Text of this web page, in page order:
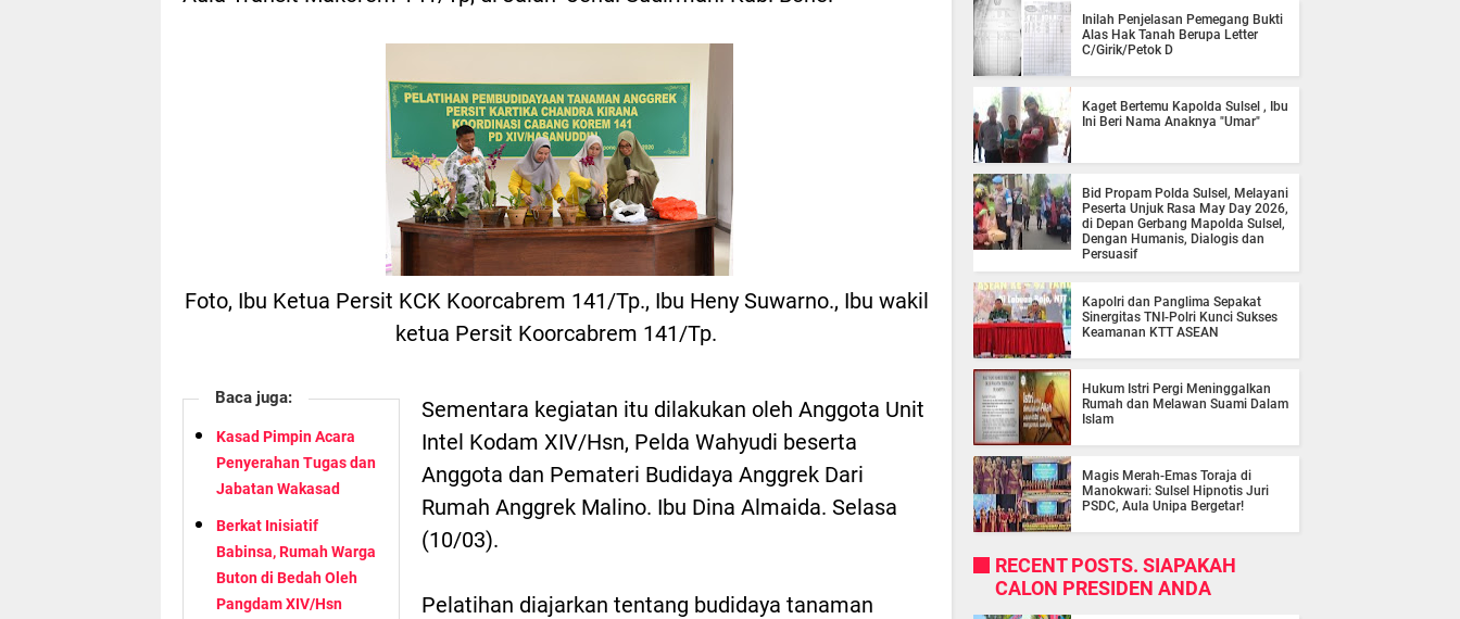
Foto, Ibu Ketua Persit KCK Koorcabrem 141/Tp., Ibu Heny Suwarno., Ibu wakil
ketua Persit Koorcabrem 141/Tp.
Baca juga:
Kasad Pimpin Acara
Penyerahan Tugas dan
Jabatan Wakasad
Berkat Inisiatif
Babinsa, Rumah Warga
Buton di Bedah Oleh
Pangdam XIV/Hsn
Sementara kegiatan itu dilakukan oleh Anggota Unit
Intel Kodam XIV/Hsn, Pelda Wahyudi beserta
Anggota dan Pemateri Budidaya Anggrek Dari
Rumah Anggrek Malino. Ibu Dina Almaida. Selasa
(10/03).
Pelatihan diajarkan tentang budidaya tanaman
Inilah Penjelasan Pemegang Bukti
Alas Hak Tanah Berupa Letter
C/Girik/Petok D
Kaget Bertemu Kapolda Sulsel , Ibu
Ini Beri Nama Anaknya "Umar"
Bid Propam Polda Sulsel, Melayani
Peserta Unjuk Rasa May Day 2026,
di Depan Gerbang Mapolda Sulsel,
Dengan Humanis, Dialogis dan
Persuasif
Kapolri dan Panglima Sepakat
Sinergitas TNI-Polri Kunci Sukses
Keamanan KTT ASEAN
Hukum Istri Pergi Meninggalkan
Rumah dan Melawan Suami Dalam
Islam
Magis Merah-Emas Toraja di
Manokwari: Sulsel Hipnotis Juri
PSDC, Aula Unipa Bergetar!
RECENT POSTS. SIAPAKAH
CALON PRESIDEN ANDA